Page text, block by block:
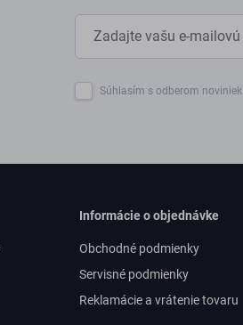
Súhlasím s odberom noviniek
Informácie o objednávke
Obchodné podmienky
Servisné podmienky
Reklamácie a vrátenie tovaru